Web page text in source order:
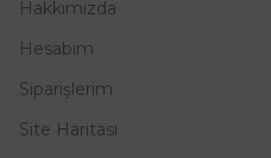
Hakkımızda
Hesabım
Siparişlerim
Site Haritası